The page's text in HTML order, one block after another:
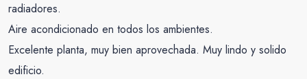
radiadores.
Aire acondicionado en todos los ambientes.
Excelente planta, muy bien aprovechada. Muy lindo y solido
edificio.